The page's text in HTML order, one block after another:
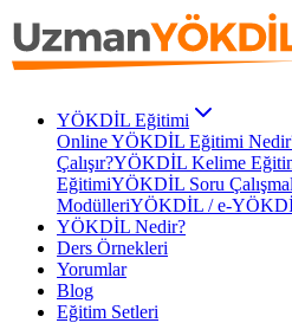
YÖKDİL Eğitimi
Online YÖKDİL Eğitimi
Çalışır?YÖKDİL Kelime
EğitimiYÖKDİL Soru
ModülleriYÖKDİL / e-
YÖKDİL Nedir?
Ders Örnekleri
Yorumlar
Blog
Eğitim Setleri